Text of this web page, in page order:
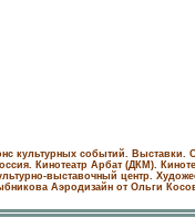
культурных событий. Выставки.
Кинотеатр Арбат (ДКМ).
выставочный центр.
Аэродизайн от Ольги